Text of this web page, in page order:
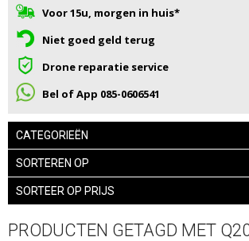
Voor 15u, morgen in huis*
Niet goed geld terug
Drone reparatie service
Bel of App 085-0606541
CATEGORIEËN
SORTEREN OP
SORTEER OP PRIJS
PRODUCTEN GETAGD MET